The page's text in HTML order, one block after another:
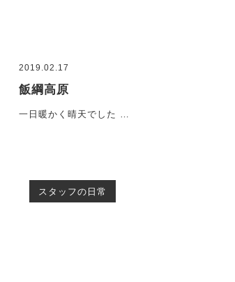
2019.02.17
飯綱高原
一日暖かく晴天でした …
スタッフの日常